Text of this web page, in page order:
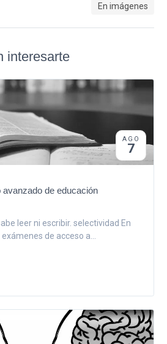
En imágenes
interesarte
AGO
7
avanzado de educación
leer ni escribir. selectividad En
de acceso a...